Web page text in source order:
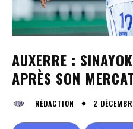
AUXERRE :
APRÈS SON
RÉDACTION 2